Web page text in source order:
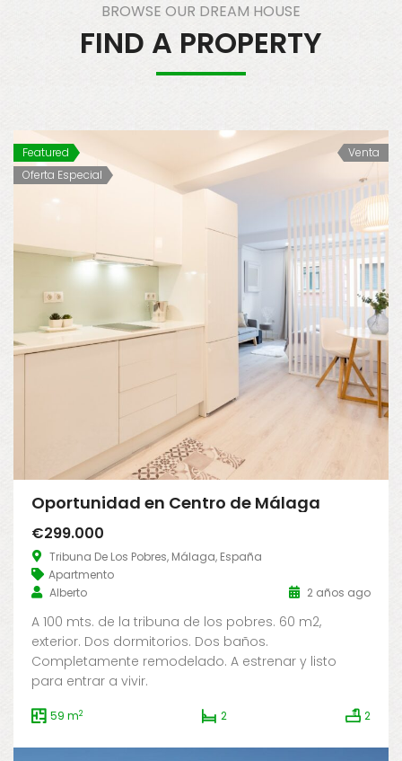
BROWSE OUR DREAM HOUSE
FIND A PROPERTY
Featured
Oferta Especial
Venta
Oportunidad en Centro de Málaga
€299.000
Tribuna De Los Pobres, Málaga, España
Apartmento
Alberto
2 años ago
A 100 mts. de la tribuna de los pobres. 60 m2,
exterior. Dos dormitorios. Dos baños.
Completamente remodelado. A estrenar y listo
para entrar a vivir.
59 m2 2 2